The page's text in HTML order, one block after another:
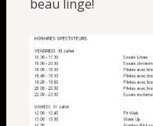
beau linge!